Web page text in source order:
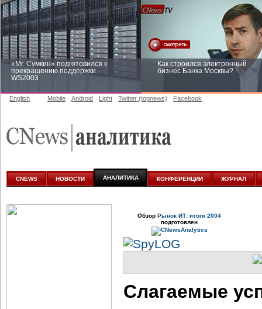
«Mr. Сумкин» подготовился к
прекращению поддержки
WS2003
Как строился электронный
бизнес Банка Москвы?
аналитике
English Mobile Android Light Twitter (topnews) Facebook
CNEWS НОВОСТИ АНАЛИТИКА КОНФЕРЕНЦИИ ЖУРНАЛ
Обзор Рынок ИТ: итоги 2004
подготовлен
Слагаемые